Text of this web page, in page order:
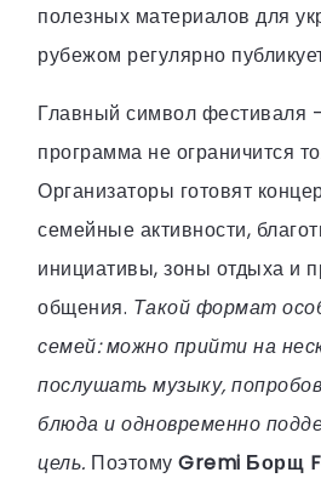
полезных материалов для
рубежом регулярно
Главный символ фестиваля
программа не ограничится
Организаторы готовят
семейные активности,
инициативы, зоны отдыха и
общения. Такой формат
семей: можно прийти на
послушать музыку,
блюда и одновременно
цель. Поэтому Gremi Борщ